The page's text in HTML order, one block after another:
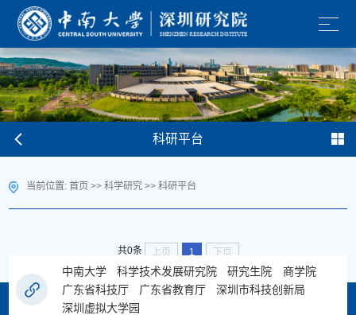
科研平台
当前位置:首页 >>科学研究 >>科研平台
共0条 上页 1 下页
中南大学 科学技术发展研究院 研究生院
商学院
广东省科技厅
广东省教育厅
深圳市科技创新局
深圳虚拟大学园